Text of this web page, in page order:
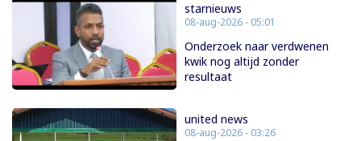
starnieuws
08-aug-2026 - 05:01
Onderzoek naar verdwenen
kwik nog altijd zonder
resultaat
united news
08-aug-2026 - 03:26